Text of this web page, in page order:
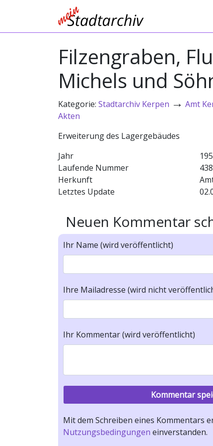
Filzengraben,
Michels und
Kategorie: Stadtarchiv Kerpen → Amt
Akten
Erweiterung des Lagergebäudes
Jahr
Laufende Nummer
Herkunft
Letztes Update
Neuen Kommentar
Ihr Name (wird veröffentlicht)
Ihre Mailadresse (wird nicht
Ihr Kommentar (wird veröffentlicht)
Mit dem Schreiben eines Kommentars
Nutzungsbedingungen einverstanden.